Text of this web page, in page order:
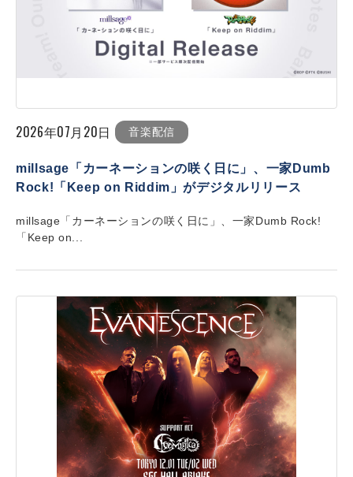
2026年07月20日 音楽配信
millsage「カーネーションの咲く日に」、一家Dumb
Rock!「Keep on Riddim」がデジタルリリース
millsage「カーネーションの咲く日に」、一家Dumb Rock!
「Keep on...